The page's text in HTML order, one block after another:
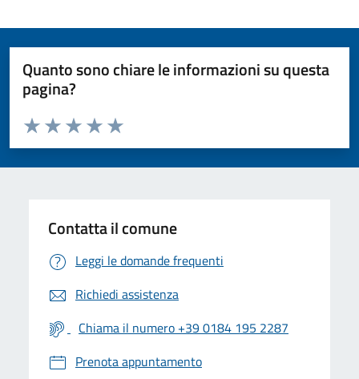
Quanto sono chiare le informazioni su questa
pagina?
Valuta da 1 a 5 stelle la pagina
Valuta 5 stelle su 5
Valuta 4 stelle su 5
Valuta 3 stelle su 5
Valuta 2 stelle su 5
Valuta 1 stelle su 5
Contatta il comune
Leggi le domande frequenti
Richiedi assistenza
Chiama il numero +39 0184 195 2287
Prenota appuntamento